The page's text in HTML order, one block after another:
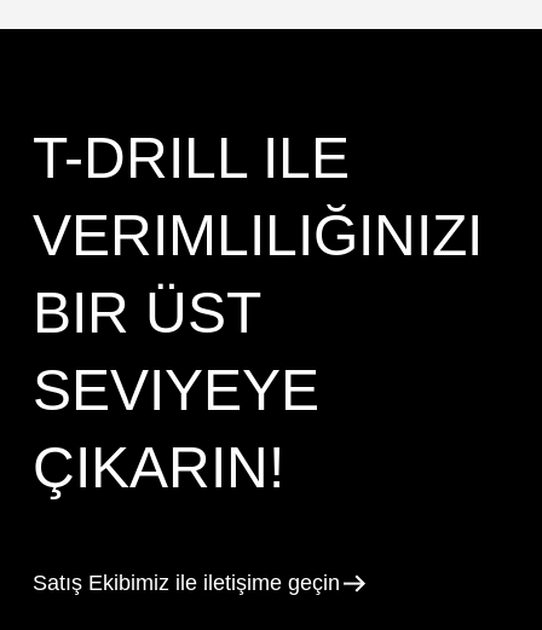
T-DRILL ILE
VERIMLILIĞINIZI
BIR ÜST
SEVIYEYE
ÇIKARIN!
Satış Ekibimiz ile iletişime geçin